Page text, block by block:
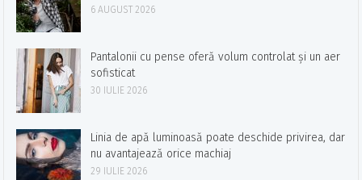
6 AUGUST 2026
Pantalonii cu pense oferă volum controlat și un aer
sofisticat
30 IULIE 2026
Linia de apă luminoasă poate deschide privirea, dar
nu avantajează orice machiaj
29 IULIE 2026